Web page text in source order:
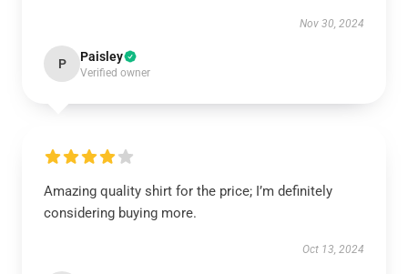
Nov 30, 2024
P Paisley
Verified owner
Amazing quality shirt for the price; I’m definitely
considering buying more.
Oct 13, 2024